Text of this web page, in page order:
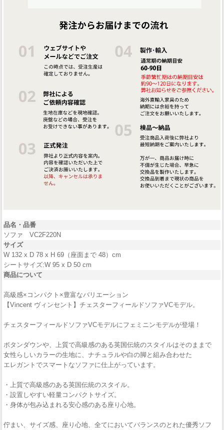
品名・品番
ソファ VC2F220N
サイズ
W 132 x D 78 x H 69（座面まで 48）cm
シートサイズ:W 95 x D 50 cm
商品について
高級感×コンパクト×豊富なバリエーション
【Vincent ヴィンセント】チェスターフィールドソファVCモデル。
チェスターフィールドソファVCモデルにフェミニンモデルが登場！
ボタンダウンや、上質で高級感のある英国伝統のスタイルはそのままで
女性らしいカラーの生地に、ナチュラルや白の脚と組み合わせた
エレガントでスマートなソファに仕上がっています。
・上質で高級感のある英国伝統のスタイル。
・設置しやすい軽量コンパクトサイズ。
・身体が包み込まれる安心感のある座り心地。
佇まい、サイズ感、座り心地、全てにおいてバランスのとれた優秀ソフ